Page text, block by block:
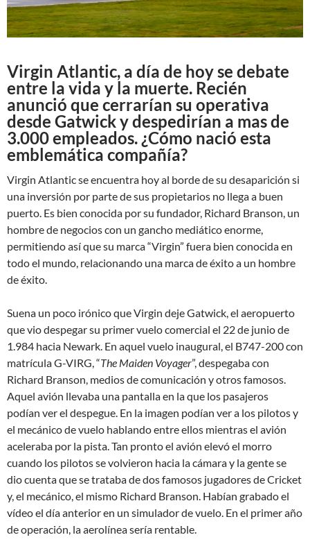
Virgin Atlantic, a día de hoy se debate
entre la vida y la muerte. Recién
anunció que cerrarían su operativa
desde Gatwick y despedirían a mas de
3.000 empleados. ¿Cómo nació esta
emblemática compañía?
Virgin Atlantic se encuentra hoy al borde de su desaparición si
una inversión por parte de sus propietarios no llega a buen
puerto. Es bien conocida por su fundador, Richard Branson, un
hombre de negocios con un gancho mediático enorme,
permitiendo así que su marca “Virgin” fuera bien conocida en
todo el mundo, relacionando una marca de éxito a un hombre
de éxito.
Suena un poco irónico que Virgin deje Gatwick, el aeropuerto
que vio despegar su primer vuelo comercial el 22 de junio de
1.984 hacia Newark. En aquel vuelo inaugural, el B747-200 con
matrícula G-VIRG, “The Maiden Voyager”, despegaba con
Richard Branson, medios de comunicación y otros famosos.
Aquel avión llevaba una pantalla en la que los pasajeros
podían ver el despegue. En la imagen podían ver a los pilotos y
el mecánico de vuelo hablando entre ellos mientras el avión
aceleraba por la pista. Tan pronto el avión elevó el morro
cuando los pilotos se volvieron hacia la cámara y la gente se
dio cuenta que se trataba de dos famosos jugadores de Cricket
y, el mecánico, el mismo Richard Branson. Habían grabado el
vídeo el día anterior en un simulador de vuelo. En el primer año
de operación, la aerolínea sería rentable.